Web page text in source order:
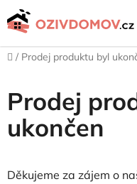
Přejít
na
Domů
/ Prodej produktu byl
Prodej
ukončen
Děkujeme za zájem o